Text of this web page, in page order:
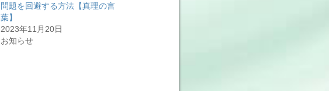
問題を回避する方法【真理の言
葉】
2023年11月20日
お知らせ